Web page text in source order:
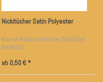
Nickitücher Satin Polyester
Kleine Polyestertücher 50x50cm
bedruckt
ab 0,50 € *